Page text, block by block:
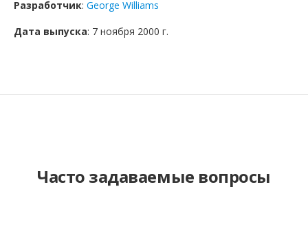
Разработчик: George Williams
Дата выпуска: 7 ноября 2000 г.
Часто задаваемые вопросы